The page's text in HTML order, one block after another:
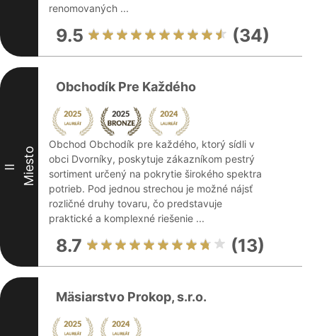
renomovaných ...
9.5 (34)
II Miesto
Obchodík Pre Každého
Obchod Obchodík pre každého, ktorý sídli v
obci Dvorníky, poskytuje zákazníkom pestrý
sortiment určený na pokrytie širokého spektra
potrieb. Pod jednou strechou je možné nájsť
rozličné druhy tovaru, čo predstavuje
praktické a komplexné riešenie ...
8.7 (13)
Mäsiarstvo Prokop, s.r.o.